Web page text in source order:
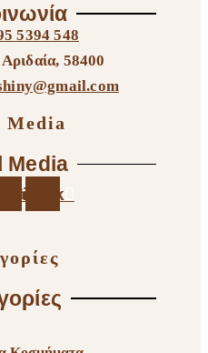
5394 548
58400
Media
Media
Tiktok